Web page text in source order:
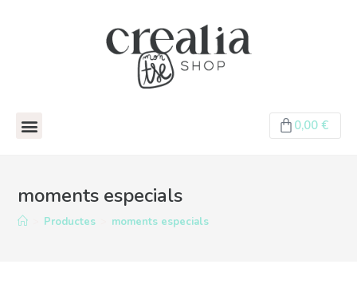
0,00 €
moments especials
Productes moments especials